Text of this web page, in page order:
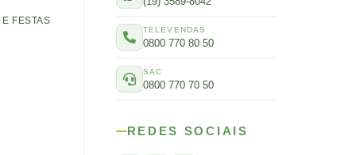
FESTAS
TELEVENDAS
0800 770 80 50
SAC
0800 770 70 50
REDES SOCIAIS